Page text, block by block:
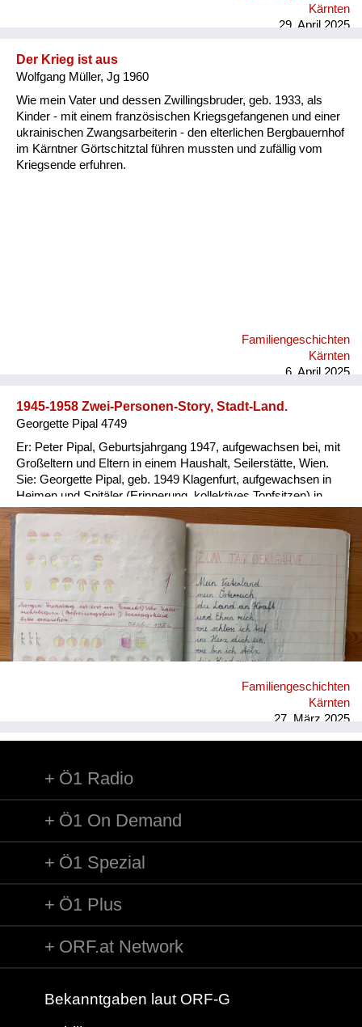
Kärnten
29. April 2025
Der Krieg ist aus
Wolfgang Müller, Jg 1960
Wie mein Vater und dessen Zwillingsbruder, geb. 1933, als
Kinder - mit einem französischen Kriegsgefangenen und einer
ukrainischen Zwangsarbeiterin - den elterlichen Bergbauernhof
im Kärntner Görtschitztal führen mussten und zufällig vom
Kriegsende erfuhren.
Familiengeschichten
Kärnten
6. April 2025
1945-1958 Zwei-Personen-Story, Stadt-Land.
Georgette Pipal 4749
Er: Peter Pipal, Geburtsjahrgang 1947, aufgewachsen bei, mit
Großeltern und Eltern in einem Haushalt, Seilerstätte, Wien.
Sie: Georgette Pipal, geb. 1949 Klagenfurt, aufgewachsen in
Heimen und Spitäler (Erinnerung, kollektives Topfsitzen) in
Wien und NÖ, 1954/56 Adoptivfamilie. Er: Ein wohlbehütetes,
wohlgenährtes, übergewichtiges Kind; die Meinung der
abgemagerten Groß-Eltern, man braucht Reserven für alle
Fälle. Sie: 1951 abgenommenes, abgegebenes
Besatzungskind (Vater Brite, Mutter Deutsche in Ö.), in
Kinder-übernahmestelle der Stadt Wien, Lustkandelgasse
gelandet; Eltern und Adoption unbekannt; nach später
Recherche via Jugendamt Wien 1997 und Rotes Kreuz 2014
Daten zur eigenen Person erhalten. Er: Als Kind striktes
Verbot, wegen Verletzungsgefahr, Gebäuderuinen zu betreten;
gerodelt, auch im nahen Stadtpark; on top im Wohnhaus
wurden Hühner und Hasen gehalten, das Nebenhaus war eine
Familiengeschichten
Kärnten
27. März 2025
Ö1 Radio
Ö1 On Demand
Ö1 Spezial
Ö1 Plus
ORF.at Network
Bekanntgaben laut ORF-G